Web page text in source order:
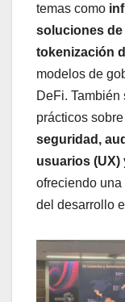
temas como
soluciones de
tokenización
modelos de
DeFi.
prácticos sobre
seguridad,
usuarios (UX)
ofreciendo una
del desarrollo